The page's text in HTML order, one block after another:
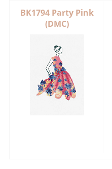
BK1794 Party Pink
(DMC)